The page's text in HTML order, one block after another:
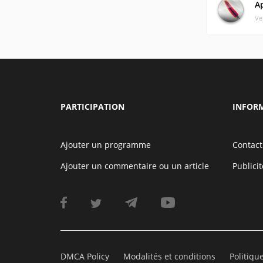
PARTICIPATION
Ajouter un programme
Ajouter un commentaire ou un article
Contact
DMCA Policy Modalités et conditions